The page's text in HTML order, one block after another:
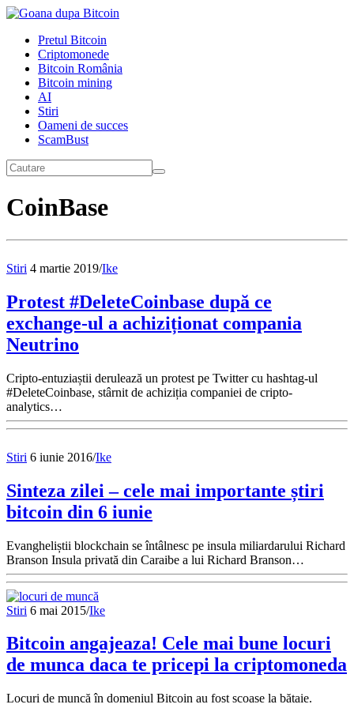
Pretul Bitcoin
Criptomonede
Bitcoin România
Bitcoin mining
AI
Stiri
Oameni de succes
ScamBust
CoinBase
Stiri 4 martie 2019/Ike
Protest #DeleteCoinbase după ce
exchange-ul a achiziționat compania
Neutrino
Cripto-entuziaștii derulează un protest pe Twitter cu hashtag-ul
#DeleteCoinbase, stârnit de achiziția companiei de cripto-
analytics…
Stiri 6 iunie 2016/Ike
Sinteza zilei – cele mai importante știri
bitcoin din 6 iunie
Evangheliștii blockchain se întâlnesc pe insula miliardarului Richard
Branson Insula privată din Caraibe a lui Richard Branson…
Stiri 6 mai 2015/Ike
Bitcoin angajeaza! Cele mai bune locuri
de munca daca te pricepi la criptomoneda
Locuri de muncă în domeniul Bitcoin au fost scoase la bătaie.